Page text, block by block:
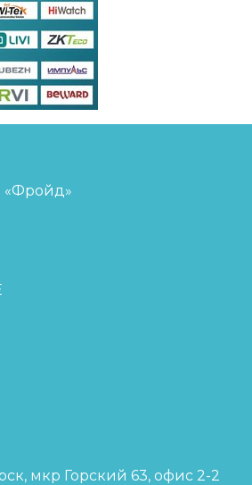
«Фройд»
мкр Горский 63, офис 2-2